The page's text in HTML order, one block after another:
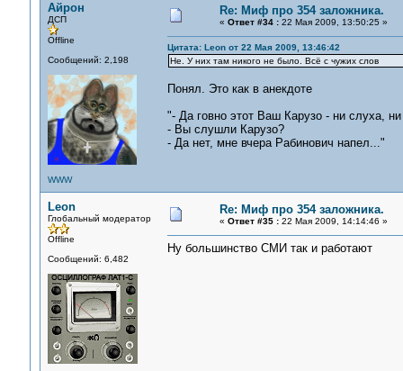
Айрон
ДСП
Offline
Сообщений: 2,198
WWW
Re: Миф про 354 заложника.
« Ответ #34 :22 Мая 2009, 13:50:25 »
Цитата: Leon от 22 Мая 2009, 13:46:42
Не. У них там никого не было. Всё с чужих слов
Понял. Это как в анекдоте
"- Да говно этот Ваш Карузо - ни слуха, ни
- Вы слушли Карузо?
- Да нет, мне вчера Рабинович напел..."
Leon
Глобальный модератор
Offline
Сообщений: 6,482
Re: Миф про 354 заложника.
« Ответ #35 :22 Мая 2009, 14:14:46 »
Ну большинство СМИ так и работают